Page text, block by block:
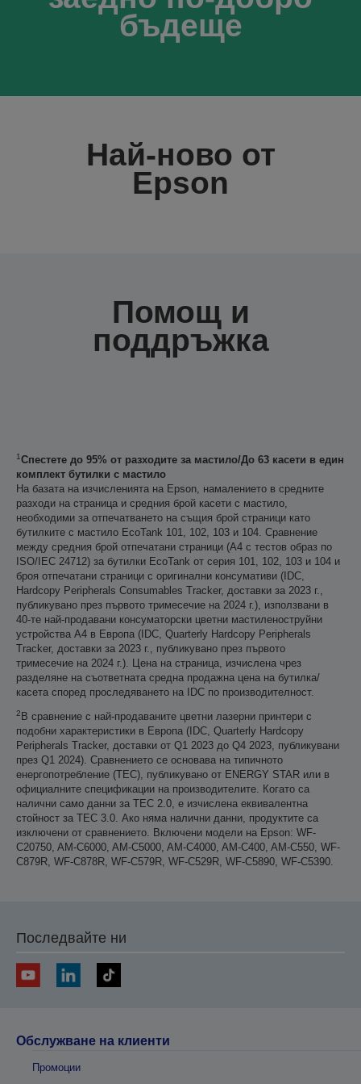
бъдеще
Най-ново от
Epson
Помощ и
поддръжка
1Спестете до 95% от разходите за мастило/До 63 касети в един
комплект бутилки с мастило
На базата на изчисленията на Epson, намалението в средните
разходи на страница и средния брой касети с мастило,
необходими за отпечатването на същия брой страници като
бутилките с мастило EcoTank 101, 102, 103 и 104. Сравнение
между средния брой отпечатани страници (A4 с тестов образ по
ISO/IEC 24712) за бутилки EcoTank от серия 101, 102, 103 и 104 и
броя отпечатани страници с оригинални консумативи (IDC,
Hardcopy Peripherals Consumables Tracker, доставки за 2023 г.,
публикувано през първото тримесечие на 2024 г.), използвани в
40-те най-продавани консуматорски цветни мастиленоструйни
устройства А4 в Европа (IDC, Quarterly Hardcopy Peripherals
Tracker, доставки за 2023 г., публикувано през първото
тримесечие на 2024 г.). Цена на страница, изчислена чрез
разделяне на съответната средна продажна цена на бутилка/
касета според проследяването на IDC по производителност.
2 В сравнение с най-продаваните цветни лазерни принтери с
подобни характеристики в Европа (IDC, Quarterly Hardcopy
Peripherals Tracker, доставки от Q1 2023 до Q4 2023, публикувани
през Q1 2024). Сравнението се основава на типичното
енергопотребление (TEC), публикувано от ENERGY STAR или в
официалните спецификации на производителите. Когато са
налични само данни за TEC 2.0, е изчислена еквивалентна
стойност за TEC 3.0. Ако няма налични данни, продуктите са
изключени от сравнението. Включени модели на Epson: WF-
C20750, AM-C6000, AM-C5000, AM-C4000, AM-C400, AM-C550, WF-
C879R, WF-C878R, WF-C579R, WF-C529R, WF-C5890, WF-C5390.
Последвайте ни
Обслужване на клиенти
Промоции